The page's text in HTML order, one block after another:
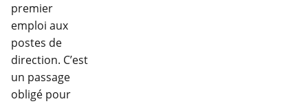
premier
emploi aux
postes de
direction. C’est
un passage
obligé pour